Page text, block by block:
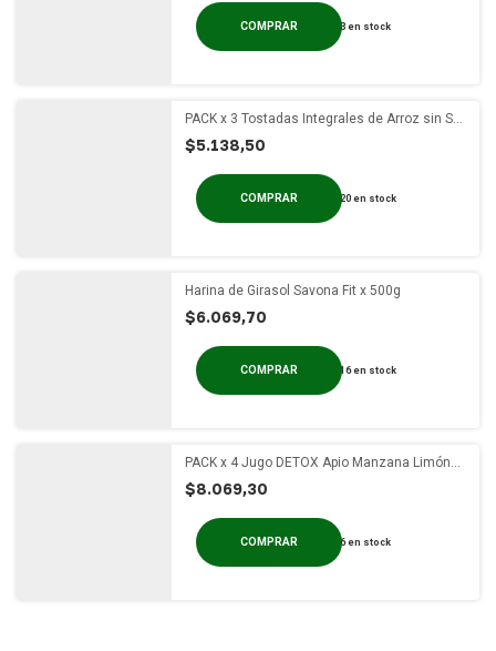
3 en stock
PACK x 3 Tostadas Integrales de Arroz sin Sal
$5.138,50
20 en stock
Harina de Girasol Savona Fit x 500g
$6.069,70
16en stock
PACK x 4 Jugo DETOX Apio Manzana Limón
$8.069,30
6en stock